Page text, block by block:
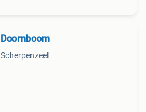
Doornboom
Scherpenzeel